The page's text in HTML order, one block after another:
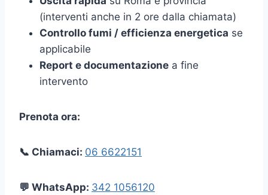
(interventi anche in 2 ore dalla chiamata)
Controllo fumi / efficienza energetica se
applicabile
Report e documentazione a fine
intervento
Prenota ora:
📞 Chiamaci: 06 6622151
💬 WhatsApp: 342 1056120